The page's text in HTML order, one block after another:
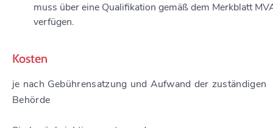
muss über eine Qualifikation gemäß dem Merkblatt
verfügen.
Kosten
je nach Gebührensatzung und Aufwand der zuständigen
Behörde